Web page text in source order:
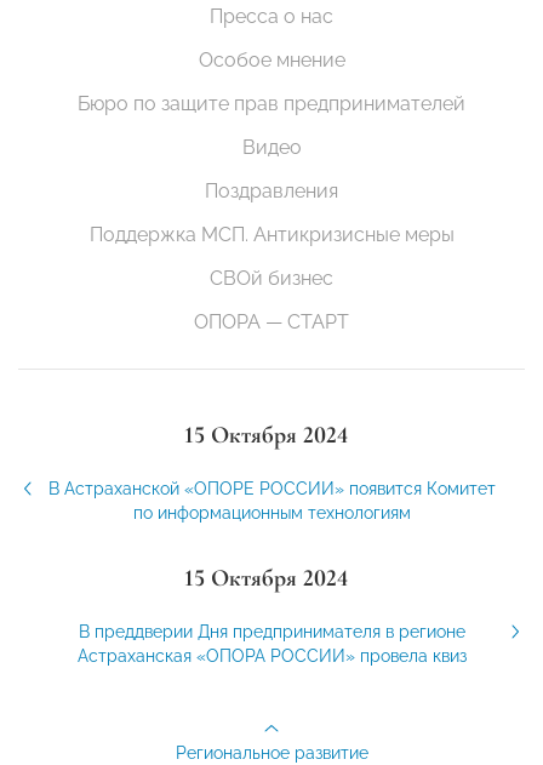
Пресса о нас
Особое мнение
Бюро по защите прав предпринимателей
Видео
Поздравления
Поддержка МСП. Антикризисные меры
СВОй бизнес
ОПОРА — СТАРТ
15 Октября 2024
В Астраханской «ОПОРЕ РОССИИ» появится Комитет
по информационным технологиям
15 Октября 2024
В преддверии Дня предпринимателя в регионе
Астраханская «ОПОРА РОССИИ» провела квиз
Региональное развитие